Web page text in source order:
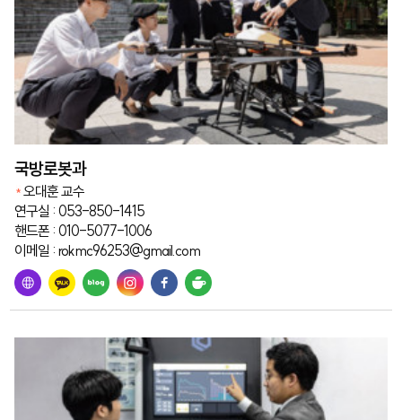
국방로봇과
오대훈 교수
연구실 : 053-850-1415
핸드폰 : 010-5077-1006
이메일 : rokmc96253@gmail.com